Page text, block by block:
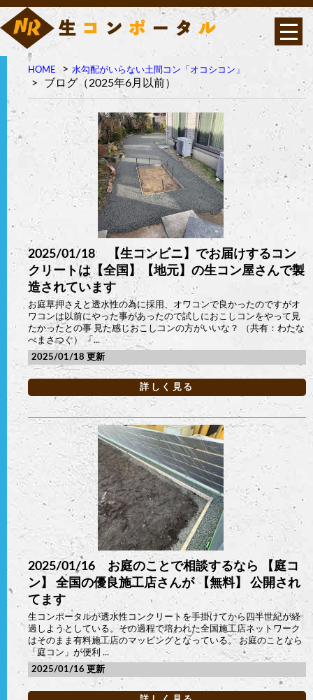
を持ちながら表面強度・
曲げ強度に優れたポーラ
ス構造の高強度コンクリ
HOME 水勾配がいらない土間コン「オコシコン」
ブログ（2025年6月以前）
2025/01/18 【生コンビニ】でお届けするコン
クリートは【全国】【地元】の生コン屋さんで製
造されています
お庭草押さえと透水性の為に採用、オワコンで良かったのですがオ
ワコンは以前にやった事があったので試しにおこしコンをやって見
たかったとの事 見た感じおこしコンの方がいいな？ （共有：わたな
べまさつぐ） 「...
2025/01/18
詳しく見る
2025/01/16 お庭のことで相談するなら 【庭コ
ン】 全国の優良施工店さんが 【無料】 公開され
てます
生コンポータルが透水性コンクリートを手掛けてから四半世紀が経
過しようとしている。その過程で培われた全国施工店ネットワーク
はそのまま有料施工店のマッピングとなっている。 お庭のことなら
「庭コン」が便利 ...
2025/01/16